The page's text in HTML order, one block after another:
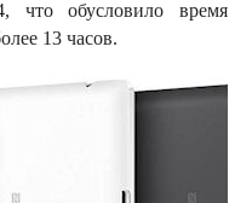
что обусловило время
13 часов.